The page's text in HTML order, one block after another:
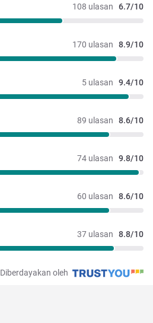
108 ulasan 6.7/10
170 ulasan 8.9/10
5 ulasan 9.4/10
89 ulasan 8.6/10
74 ulasan 9.8/10
60 ulasan 8.6/10
37 ulasan 8.8/10
Diberdayakan oleh